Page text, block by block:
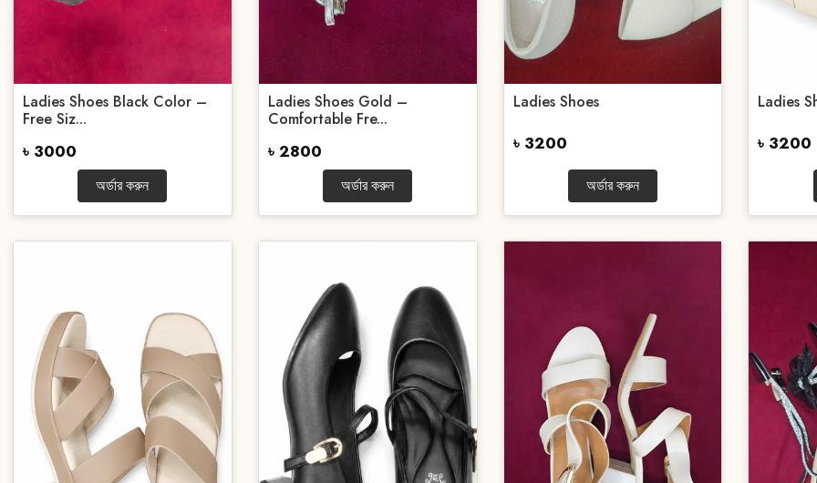
Ladies Shoes Black Color –
Free Siz...
৳ 3000
অর্ডার করুন
Ladies Shoes Gold –
Comfortable Fre...
৳ 2800
অর্ডার করুন
Ladies Shoes
৳ 3200
অর্ডার করুন
Ladies
৳ 3200